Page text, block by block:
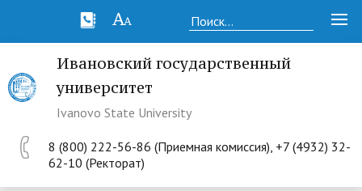
Ивановский государственный
университет
Ivanovo State University
8 (800) 222-56-86 (Приемная комиссия), +7 (4932) 32-
62-10 (Ректорат)